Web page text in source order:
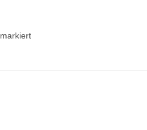
markiert